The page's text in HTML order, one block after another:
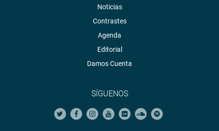
Noticias
Contrastes
Agenda
Editorial
Damos Cuenta
SÍGUENOS